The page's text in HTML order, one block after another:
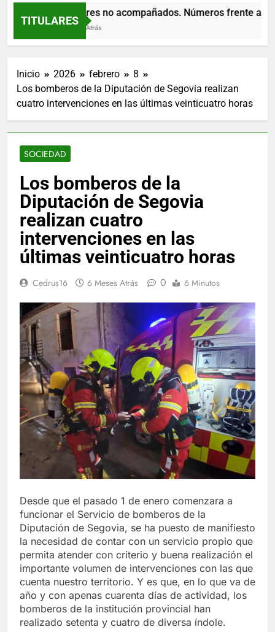
TITULARES
Menores no acompañados. Números frente al ruido
1 Hora Atrás
Inicio 2026 febrero
8
Los bomberos de la Diputación de Segovia realizan
cuatro intervenciones en las últimas veinticuatro horas
SOCIEDAD
Los bomberos de la
Diputación de Segovia
realizan cuatro
intervenciones en las
últimas veinticuatro horas
Cedrus16 6 Meses Atrás 0 6 Minutos
Desde que el pasado 1 de enero comenzara a
funcionar el Servicio de bomberos de la
Diputación de Segovia, se ha puesto de manifiesto
la necesidad de contar con un servicio propio que
permita atender con criterio y buena realización el
importante volumen de intervenciones con las que
cuenta nuestro territorio. Y es que, en lo que va de
año y con apenas cuarenta días de actividad, los
bomberos de la institución provincial han
realizado setenta y cuatro de diversa índole.